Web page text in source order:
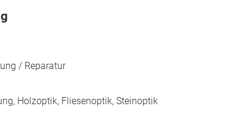
/ Reparatur
Holzoptik, Fliesenoptik, Steinoptik